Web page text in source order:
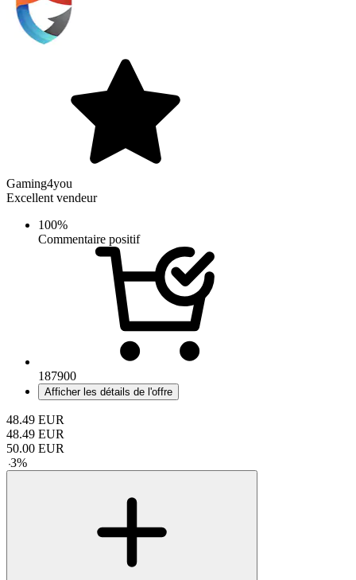
Gaming4you
Excellent vendeur
100%
Commentaire positif
187900
Afficher les détails de l'offre
48.49 EUR
48.49 EUR
50.00 EUR
-3%